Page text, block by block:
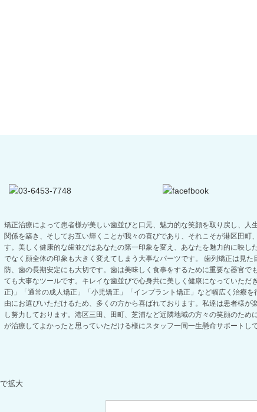
矯正治療によって患者様が美しい歯並びと口元、魅力的な笑顔を取り戻し、
関係を築き、そしてお互い輝くことが我々の喜びであり、それこそが港区田町
す。美しく健康的な歯並びはあなたの第一印象を変え、あなたを魅力的に映
でなく顔全体の印象も大きく変えてしまう大事なパーツです。 歯列矯正は見
防、歯の長期安定にも大切です。歯は美味しく食事をするために重要な器官
ても大事なツールです。キレイな歯並びで心身共に美しく健康になっていた
正)」「通常の成人矯正」「小児矯正」「インプラント矯正」など幅広く治療
由にお選びいただけるため、多くの方から喜ばれております。私達は患者様
し努力しております。港区三田、田町、芝浦など近隣地域の方々の笑顔のた
が治療してよかったと思っていただける様にスタッフ一同一生懸命サポートし